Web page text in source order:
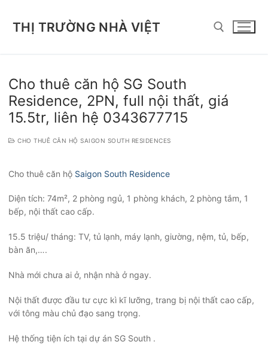
THỊ TRƯỜNG NHÀ VIỆT
Cho thuê căn hộ SG South
Residence, 2PN, full nội thất, giá
15.5tr, liên hệ 0343677715
CHO THUÊ CĂN HỘ SAIGON SOUTH RESIDENCES
Cho thuê căn hộ Saigon South Residence
Diện tích: 74m², 2 phòng ngủ, 1 phòng khách, 2 phòng tắm, 1
bếp, nội thất cao cấp.
15.5 triệu/ tháng: TV, tủ lạnh, máy lạnh, giường, nệm, tủ, bếp,
bàn ăn,….
Nhà mới chưa ai ở, nhận nhà ở ngay.
Nội thất được đầu tư cực kì kĩ lưỡng, trang bị nội thất cao cấp,
với tông màu chủ đạo sang trọng.
Hệ thống tiện ích tại dự án SG South .